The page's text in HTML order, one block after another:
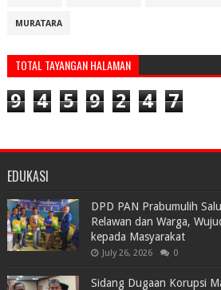
MURATARA
TOTAL TAYANGAN HALAMAN
9 4 5 9 2 4 7
EDUKASI
DPD PAN Prabumulih
Relawan dan Warga,
kepada Masyarakat
July 26, 2026 0
Sidang Dugaan Korupsi